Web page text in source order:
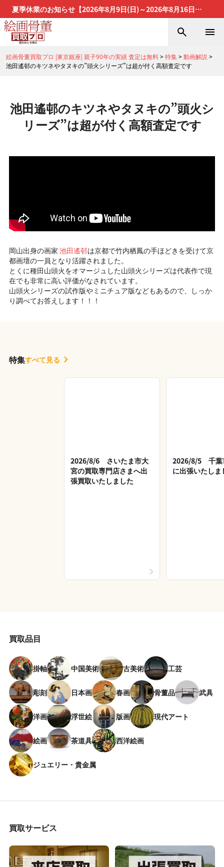
夏季休業のお知らせ【2026年8月9日(日)～2026年8月16日
(日)】
絵画骨董買取プロ |東京銀座| 親子90年の実績 査定は無料>特集>動画解説 >
池田遙邨のキツネやタヌキの”頭火シリーズ”は超が付く高額査定です
池田遙邨のキツネやタヌキの”頭火シ
リーズ”は超が付く高額査定です
岡山出身の画家 池田遙邨は京都で竹内栖鳳の手ほどきを受けて京
都画壇の一員となり活躍されました。
とくに種田山頭火をオマージュした山頭火シリーズは代表作で現
在でも非常に高い評価がなされています。
山頭火シリーズの試作版やミニチュア版などもあるので、しっか
り調べてお答えします！！！
特集すべて見る
2026/8/6 さいたま市大
宮の買取専門店さまへ出
張買取いたしました
2026/8/5 千葉
に出張いたしま
買取品目
掛軸 中国美術 古美術 工芸
彫刻 日本画 春画 骨董品 武具
洋画 浮世絵 版画 現代アート
絵画 茶道具 西洋絵画
ジュエリー・貴金属
買取サービス